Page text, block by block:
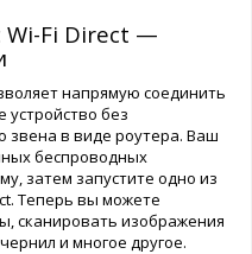
Wi-Fi Direct —
напрямую соединить
без
звена в виде роутера. Ваш
беспроводных
затем запустите одно из
Теперь вы можете
сканировать изображения
и многое другое.